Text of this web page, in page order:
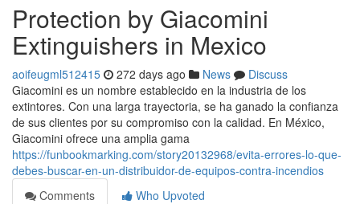
Protection by Giacomini
Extinguishers in Mexico
aoifeugml512415 272 days ago News
Discuss
Giacomini es un nombre establecido en la industria de los
extintores. Con una larga trayectoria, se ha ganado la confianza
de sus clientes por su compromiso con la calidad. En México,
Giacomini ofrece una amplia gama
https://funbookmarking.com/story20132968/evita-errores-lo-que-
debes-buscar-en-un-distribuidor-de-equipos-contra-incendios
Comments
Who Upvoted